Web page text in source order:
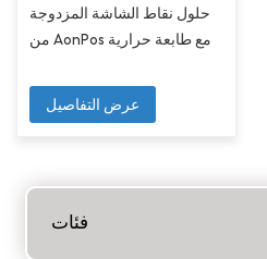
حلول نقاط الشاشة المزدوجة
من AonPos مع طابعة حرارية
عرض التفاصيل
فئات